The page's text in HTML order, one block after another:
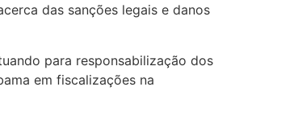
das sanções legais e danos
para responsabilização dos
em fiscalizações na